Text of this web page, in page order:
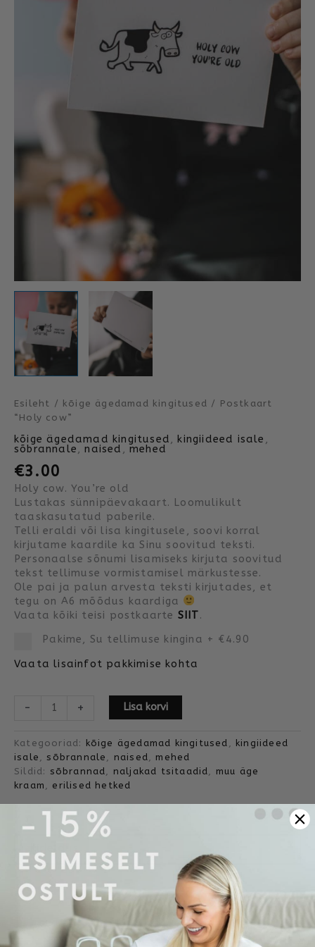
Esileht / kõige ägedamad kingitused / Postkaart
“Holy cow”
kõige ägedamad kingitused , kingiideed isale ,
sõbrannale ,naised ,mehed
€3.00
Holy cow. You’re old
Lustakas sünnipäevakaart. Loomulikult
taaskasutatud paberile.
Telli eraldi või lisa kingitusele, soovi korral
kirjutame kaardile ka Sinu soovitud teksti.
Personaalse sõnumi lisamiseks kirjuta soovitud
tekst tellimuse vormistamisel märkustesse.
Ole pai ja palun arvesta teksti kirjutades, et
tegu on A6 mõõdus kaardiga
Vaata kõiki teisi postkaarte SIIT.
Pakime, Su tellimuse kingina + €4.90
Vaata lisainfot pakkimise kohta
- + Lisa korvi
Kategooriad: kõige ägedamad kingitused
kingiideed
isale
sõbrannale naised
mehed
Sildid: sõbrannad naljakad tsitaadid
muu äge
kraam
erilised hetked
Ise kujundasime. Päris ise ei trükkinud, aga
toodetud siiski Eestis.
Suurus A6.